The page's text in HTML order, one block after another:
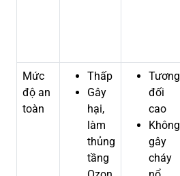
Mức
độ an
toàn
Thấp
Gây
hại,
làm
thủng
tầng
Tương
đối
cao
Không
gây
cháy